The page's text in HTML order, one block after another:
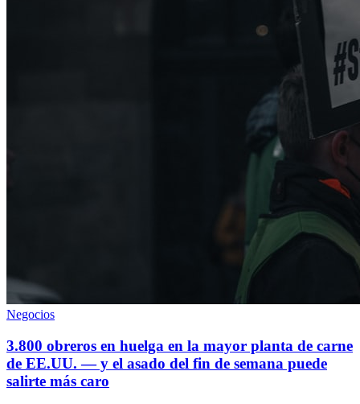
Negocios
3.800 obreros en huelga en la mayor planta de carne
de EE.UU. — y el asado del fin de semana puede
salirte más caro